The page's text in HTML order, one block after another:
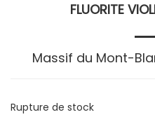
FLUORITE
Massif du Mont-
Rupture de stock